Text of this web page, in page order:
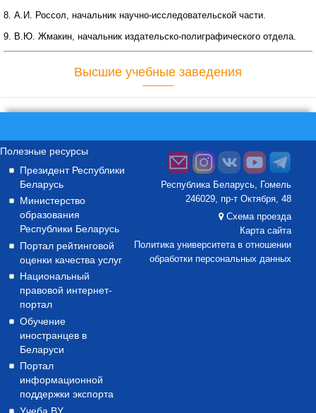
8. А.И. Россол, начальник научно-исследовательской части.
9. В.Ю. Жмакин, начальник издательско-полиграфического отдела.
Высшие учебные заведения
Полезные ресурсы
Президент Республики
Беларусь
Министерство
образования
Республики Беларусь
Портал рейтинговой
оценки качества услуг
Национальный
правовой интернет-
портал
Обучение
иностранцев в
Беларуси
Портал
информационной
поддержки экспорта
Республика Беларусь, Гомель
246029, пр-т Октября, 48
Схема проезда
Карта сайта
Политика университета в отношении
обработки персональных данных